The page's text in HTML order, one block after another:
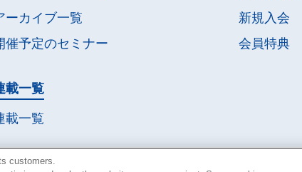
ーカイブ一覧
催予定のセミナー
載一覧
載一覧
新規入会
会員特典
customers.